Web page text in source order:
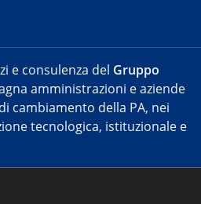
e consulenza del Gruppo
amministrazioni e aziende
cambiamento della PA, nei
tecnologica, istituzionale e